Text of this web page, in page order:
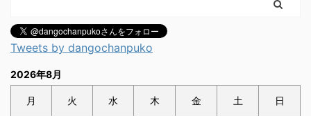
Tweets by dangochanpuko
2026年8月
月 火 水 木 金 土 日